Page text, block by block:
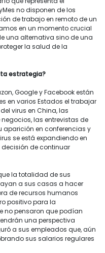
no disponen de los
de trabajo en remoto de un
en un momento crucial
una alternativa sino de una
la salud de la
estrategia?
Google y Facebook están
en varios Estados el trabajar
virus en China, las
las entrevistas de
aparición en conferencias y
se está expandiendo en
decisión de continuar
la totalidad de sus
a sus casas a hacer
de recursos humanos
positivo para la
no pensaron que podían
una perspectiva
a sus empleados que, aún
sus salarios regulares